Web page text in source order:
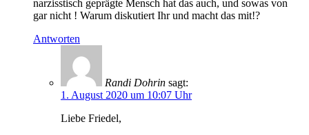
narzisstisch geprägte Mensch hat das auch, und sowas von
gar nicht ! Warum diskutiert Ihr und macht das mit!?
Antworten
Randi Dohrin sagt:
1. August 2020 um 10:07 Uhr
Liebe Friedel,